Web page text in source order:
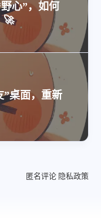
心”，如何
🚀
”桌面，重新
匿名评论 隐私政策